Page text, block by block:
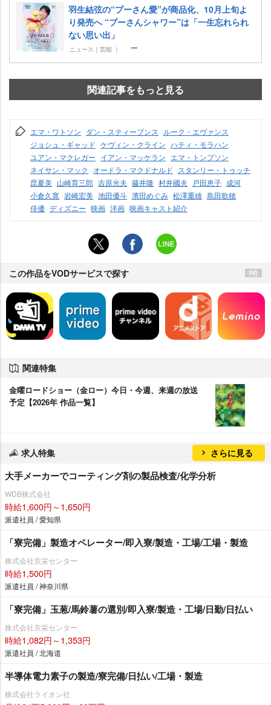
羽生結弦の“プーさん愛”が商品化、10月上旬よ
り発売へ “プーさんシャワー”は「一生忘れられ
ない思い出」
ニュース｜芸能 ｜
関連記事をもっと見る
エマ・ワトソン ダン・スティーブンス
ルーク・エヴァンス
ジョシュ・ギャッド ケヴィン・クライン ハティ・モラハン
ユアン・マクレガー イアン・マッケラン エマ・トンプソン
ネイサン・マック
オードラ・マクドナルド
スタンリー・トゥッチ
昆夏美 山崎育三郎 吉原光夫 藤井隆 村井國夫 戸田恵子 成河
小倉久寛 崎宏美 池田優斗 濱田めぐみ 松澤重雄 島田歌穂
俳優 ディズニー 映画 洋画 映画キャスト紹介
この作品をVODサービスで探す
関連特集
金曜ロードショー（金ロー）今日・今週、来週の放送
予定【2026年 作品一覧】
求人特集 さらに見る
大手メーカーでコーティング剤の製品検査/化学分析
WDB株式会社
時給1,600円～1,650円
派遣社員 / 愛知県
「寮完備」製造オペレーター/即入寮/製造・工場/工場・製造
株式会社京栄センター
時給1,500円
派遣社員 / 神奈川県
「寮完備」玉葱/馬鈴薯の選別/即入寮/製造・工場/日勤/日払い
株式会社京栄センター
時給1,082円～1,353円
派遣社員 / 北海道
半導体電力素子の製造/寮完備/日払い/工場・製造
株式会社ライオン社